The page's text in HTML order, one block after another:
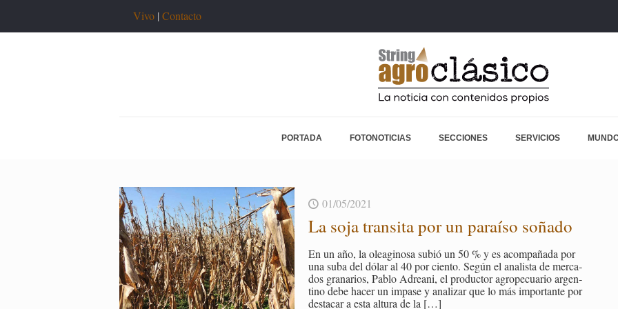
Vivo | Contacto
PORTADA FOTONOTICIAS SECCIONES SERVICIOS
01/05/2021
La soja tran­si­ta por un pa­raí­so so­ña­do
En un año, la olea­gi­no­sa subió un 50 % y es acom­pa­ña­da por
una suba del dólar al 40 por cien­to. Según el ana­lis­ta de mer­ca­
dos gra­na­rios, Pablo Adrea­ni, el pro­duc­tor agro­pe­cua­rio ar­gen­
tino debe hacer un im­pa­se y ana­li­zar que lo más im­por­tan­te por
des­ta­car a esta al­tu­ra de la[…]